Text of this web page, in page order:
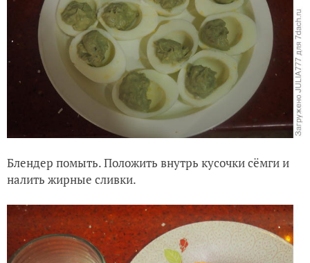
Блендер помыть. Положить внутрь кусочки сёмги и
налить жирные сливки.